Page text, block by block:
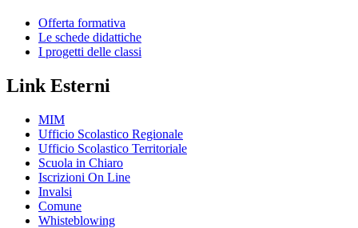
Offerta formativa
Le schede didattiche
I progetti delle classi
Link Esterni
MIM
Ufficio Scolastico Regionale
Ufficio Scolastico Territoriale
Scuola in Chiaro
Iscrizioni On Line
Invalsi
Comune
Whisteblowing